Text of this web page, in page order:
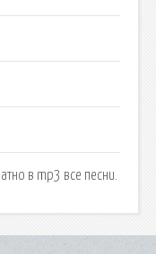
в mp3 все песни.